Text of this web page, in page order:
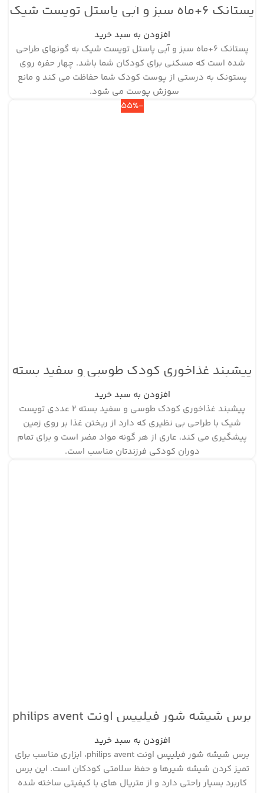
پستانک ۶+ماه سبز و آبی پاستل تویست شیک
افزودن به سبد خرید
پستانک ۶+ماه سبز و آبی پاستل تویست شیک به گونه‎ای طراحی
شده است که مسکنی برای کودکان شما باشد. چهار حفره روی
پستونک به درستی از پوست کودک شما حفاظت می کند و مانع
سوزش پوست می شود.
-55%
پیشبند غذاخوری کودک طوسی و سفید بسته
افزودن به سبد خرید
پیشبند غذاخوری کودک طوسی و سفید بسته ۲ عددی تویست
شیک با طراحی بی نظیری که دارد از ریختن غذا بر روی زمین
پیشگیری می کند، عاری از هر گونه مواد مضر است و برای تمام
دوران کودکی فرزندتان مناسب است.
برس شیشه شور فیلیپس اونت philips avent
افزودن به سبد خرید
برس شیشه شور فیلیپس اونت philips avent، ابزاری مناسب برای
تمیز کردن شیشه شیرها و حفظ سلامتی کودکان است. این برس
کاربرد بسیار راحتی دارد و از متریال های با کیفیتی ساخته شده